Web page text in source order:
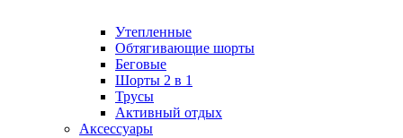
Утепленные
Обтягивающие шорты
Беговые
Шорты 2 в 1
Трусы
Активный отдых
Аксессуары